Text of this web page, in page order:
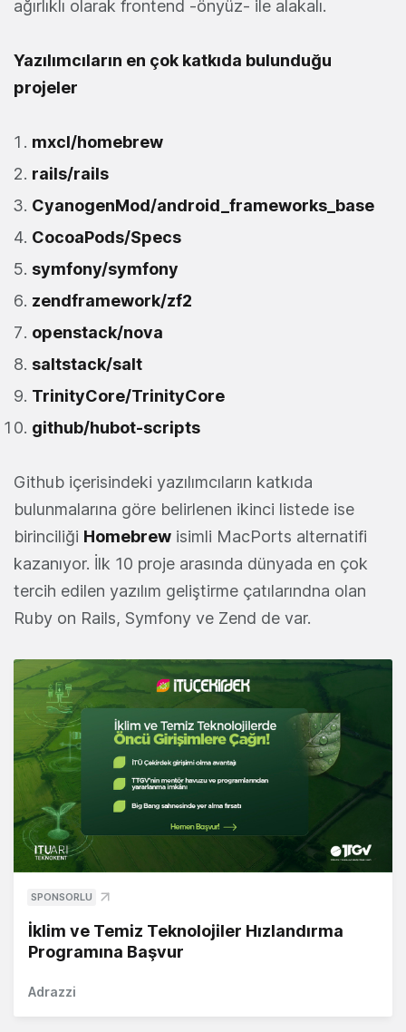
ağırlıklı olarak frontend -önyüz- ile alakalı.
Yazılımcıların en çok katkıda bulunduğu
projeler
mxcl/homebrew
rails/rails
CyanogenMod/android_frameworks_base
CocoaPods/Specs
symfony/symfony
zendframework/zf2
openstack/nova
saltstack/salt
TrinityCore/TrinityCore
github/hubot-scripts
Github içerisindeki yazılımcıların katkıda
bulunmalarına göre belirlenen ikinci listede ise
birinciliği Homebrew isimli MacPorts alternatifi
kazanıyor. İlk 10 proje arasında dünyada en çok
tercih edilen yazılım geliştirme çatılarındna olan
Ruby on Rails, Symfony ve Zend de var.
SPONSORLU
İklim ve Temiz Teknolojiler Hızlandırma
Programına Başvur
Adrazzi